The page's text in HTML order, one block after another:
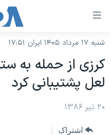
لینکهای
دسترسی
جهش
به
محتوای
اصلی
جهش
نسخه سبک وب‌سایت
موضوع ها
ایران
آمریکا
برنامه های تلویزیونی
جدول برنامه ها
شنبه ۱۷ مرداد ۱۴۰۵ ایران ۱۷:۵۱
کرزی از حمله به
لعل پشتيبانی کرد
۲۰ تیر ۱۳۸۶
اشتراک